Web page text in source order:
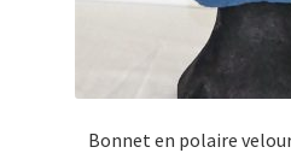
Bonnet en polaire